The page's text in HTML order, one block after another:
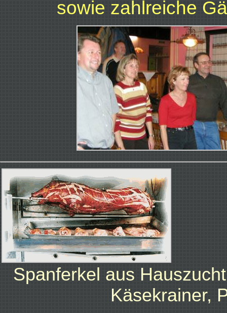
sowie zahlreiche
Spanferkel aus
Käsekrainer,